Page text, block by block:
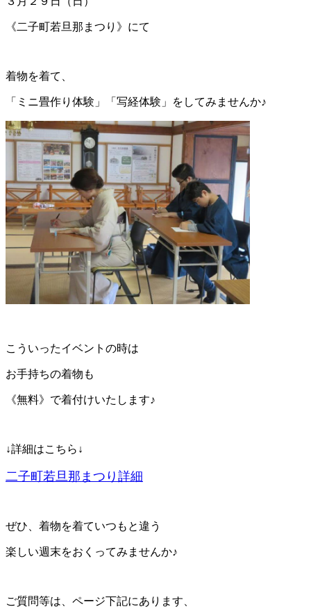
《二子町若旦那まつり》にて
着物を着て、
「ミニ畳作り体験」「写経体験」をしてみませんか♪
こういったイベントの時は
お手持ちの着物も
《無料》で着付けいたします♪
↓詳細はこちら↓
二子町若旦那まつり詳細
ぜひ、着物を着ていつもと違う
楽しい週末をおくってみませんか♪
ご質問等は、ページ下記にあります、